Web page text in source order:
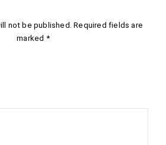
not be published. Required fields are
marked *